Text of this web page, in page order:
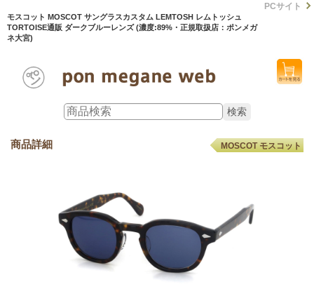
モスコット MOSCOT サングラスカスタム LEMTOSH レムトッシュ
TORTOISE通販 ダークブルーレンズ (濃度:89%・正規取扱店：ポンメガ
ネ大宮)
PCサイト
商品詳細 MOSCOT モスコット